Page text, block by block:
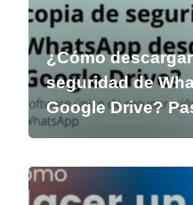
¿Cómo
seguridad de
Google Drive?